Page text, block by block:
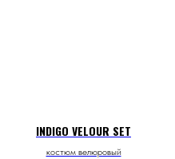
INDIGO VELOUR SET
костюм велюровый